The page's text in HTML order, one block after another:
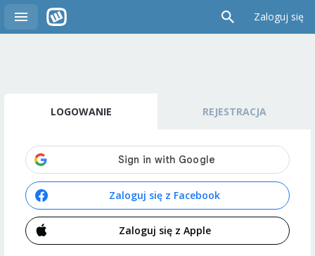
Zaloguj się
LOGOWANIE REJESTRACJA
Zaloguj się z Facebook
Zaloguj się z Apple